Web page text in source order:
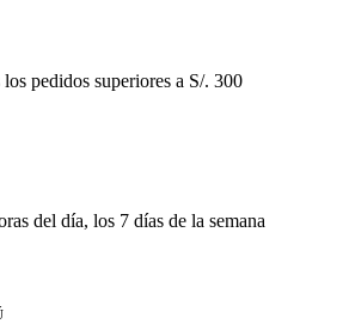
producto
pedidos superiores a S/. 300
del día, los 7 días de la semana